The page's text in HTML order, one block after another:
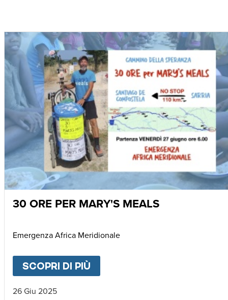
30 ORE PER MARY'S MEALS
Emergenza Africa Meridionale
SCOPRI DI PIÙ
26 Giu 2025